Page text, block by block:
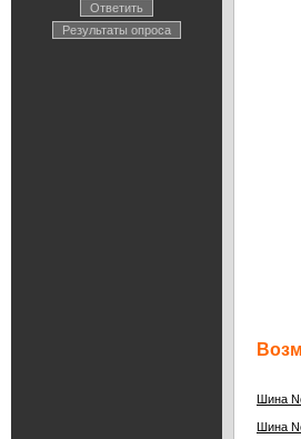
Ответить
Результаты опроса
Шина
Шина